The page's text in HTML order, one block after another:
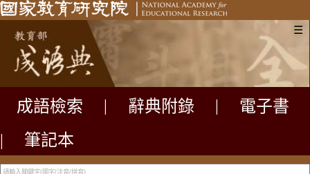
☰
成語檢索 辭典附錄
電子書
|
筆記本